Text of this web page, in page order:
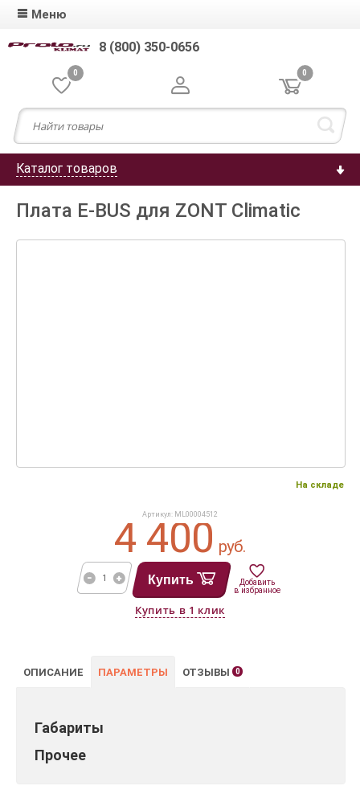
Меню
8 (800) 350-0656
0 0
Каталог товаров
Плата E-BUS для ZONT Climatic
На складе
Артикул: ML00004512
4 400руб.
Купить
Добавить
в избранное
ОПИСАНИЕ ПАРАМЕТРЫ ОТЗЫВЫ 0
Габариты
Прочее